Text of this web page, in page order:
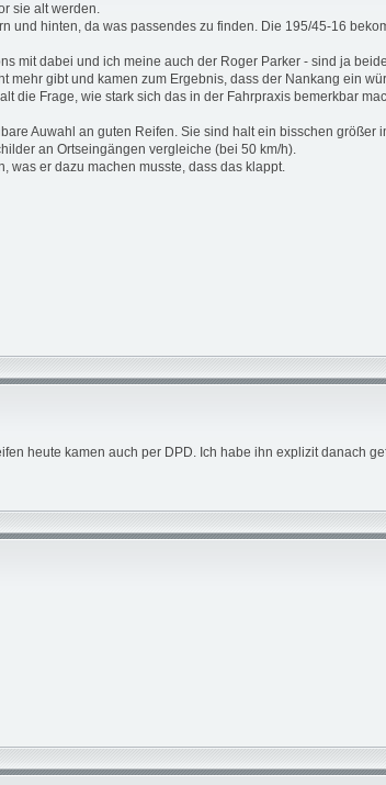
sie alt werden.
hinten, da was passendes zu finden. Die 195/45-16
mit dabei und ich meine auch der Roger Parker - sind ja
gibt und kamen zum Ergebnis, dass der Nankang ein
die Frage, wie stark sich das in der Fahrpraxis bemerkbar
Auwahl an guten Reifen. Sie sind halt ein bisschen größer
an Ortseingängen vergleiche (bei 50 km/h).
was er dazu machen musste, dass das klappt.
heute kamen auch per DPD. Ich habe ihn explizit danach